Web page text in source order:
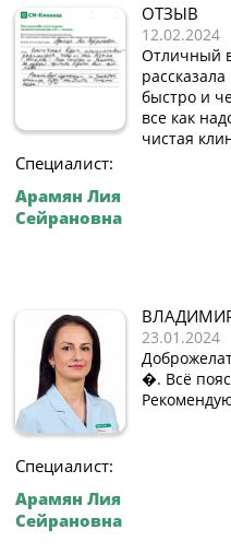
Специалист:
Арамян Лия
Сейрановна
ОТЗЫВ
12.02.2024
Отличный
быстро и
все как
чистая
Специалист:
Арамян Лия
Сейрановна
23.01.2024
�. Всё